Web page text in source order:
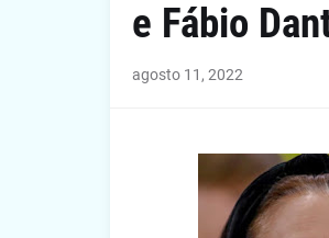
e Fábio
agosto 11, 2022